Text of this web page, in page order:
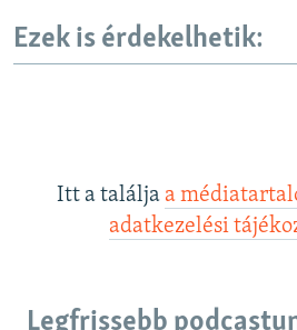
Ezek is érdekelhetik:
Itt a találja a
adatkezelési
Legfrissebb